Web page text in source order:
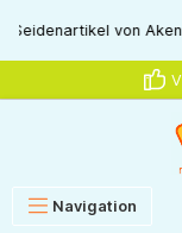
springenvon Akena - -
Navigation